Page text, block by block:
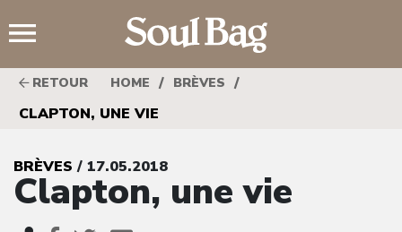
RETOUR HOME / BRÈVES /
CLAPTON, UNE VIE
BRÈVES / 17.05.2018
Clapton, une vie